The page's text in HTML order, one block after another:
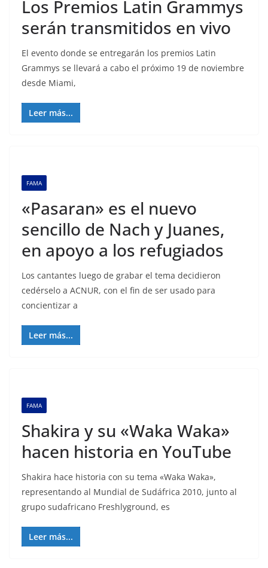
Los Premios Latin Grammys
serán transmitidos en vivo
El evento donde se entregarán los premios Latin
Grammys se llevará a cabo el próximo 19 de noviembre
desde Miami,
Leer más...
FAMA
«Pasaran» es el nuevo
sencillo de Nach y Juanes,
en apoyo a los refugiados
Los cantantes luego de grabar el tema decidieron
cedérselo a ACNUR, con el fin de ser usado para
concientizar a
Leer más...
FAMA
Shakira y su «Waka Waka»
hacen historia en YouTube
Shakira hace historia con su tema «Waka Waka»,
representando al Mundial de Sudáfrica 2010, junto al
grupo sudafricano Freshlyground, es
Leer más...